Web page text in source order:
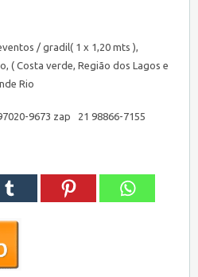
/ gradil( 1 x 1,20 mts ),
( Costa verde, Região dos Lagos e
Rio
9673 zap 21 98866-7155